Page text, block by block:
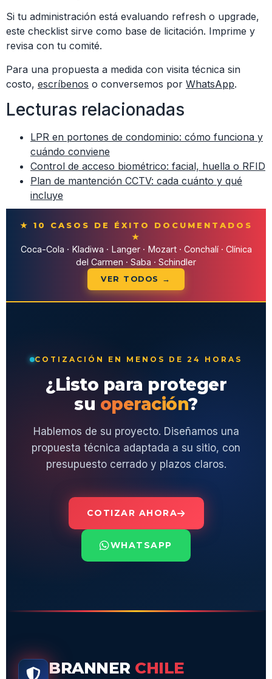
Si tu administración está evaluando refresh o upgrade,
este checklist sirve como base de licitación. Imprime y
revisa con tu comité.
Para una propuesta a medida con visita técnica sin
costo, escríbenos o conversemos por WhatsApp.
Lecturas relacionadas
LPR en portones de condominio: cómo funciona y
cuándo conviene
Control de acceso biométrico: facial, huella o RFID
Plan de mantención CCTV: cada cuánto y qué
incluye
★ 10 CASOS DE ÉXITO DOCUMENTADOS
★
Coca-Cola · Kladiwa · Langer · Mozart · Conchalí · Clínica
del Carmen · Saba · Schindler
VER TODOS →
COTIZACIÓN EN MENOS DE 24 HORAS
¿Listo para proteger
su operación?
Hablemos de su proyecto. Diseñamos una
propuesta técnica adaptada a su sitio, con
presupuesto cerrado y plazos claros.
COTIZAR AHORA
WHATSAPP
BRANNER CHILE